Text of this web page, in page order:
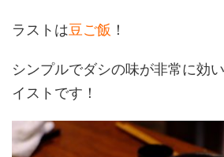
ラストは豆ご飯 ！
シンプルでダシの味が非常に効い
イストです！